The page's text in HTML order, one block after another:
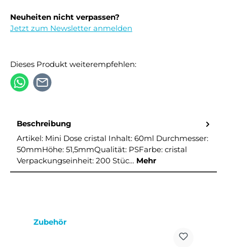
Neuheiten nicht verpassen?
Jetzt zum Newsletter anmelden
Dieses Produkt weiterempfehlen:
Beschreibung
Artikel: Mini Dose cristal Inhalt: 60ml Durchmesser:
50mmHöhe: 51,5mmQualität: PSFarbe: cristal
Verpackungseinheit: 200 Stüc… Mehr
Produktgalerie überspringen
Zubehör